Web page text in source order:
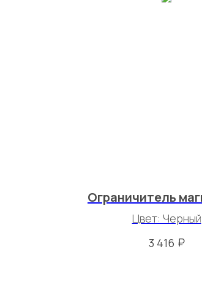
Ограничитель
Цвет: Черный
3 416 ₽